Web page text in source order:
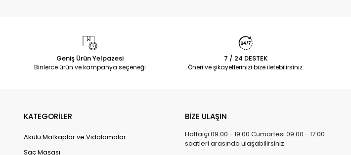
Geniş Ürün Yelpazesi
Binlerce ürün ve kampanya seçeneği
7 / 24 DESTEK
Öneri ve şikayetlerinizi bize iletebilirsiniz.
KATEGORİLER
Akülü Matkaplar ve Vidalamalar
Saç Maşası
BİZE ULAŞIN
Haftaiçi 09:00 - 19:00 Cumartesi 09:00 - 17:00
saatleri arasında ulaşabilirsiniz.